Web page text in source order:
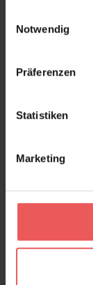
Notwendig
Präferenzen
Statistiken
Marketing
88,55 €